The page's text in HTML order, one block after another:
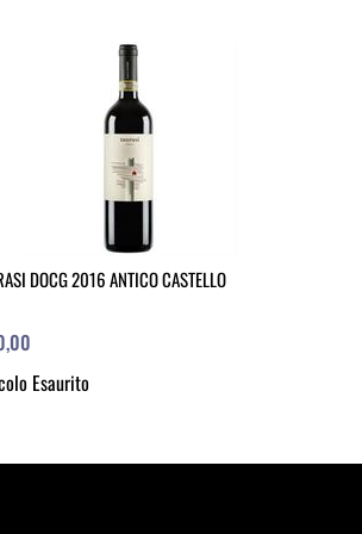
DOCG 2016 ANTICO CASTELLO
Esaurito